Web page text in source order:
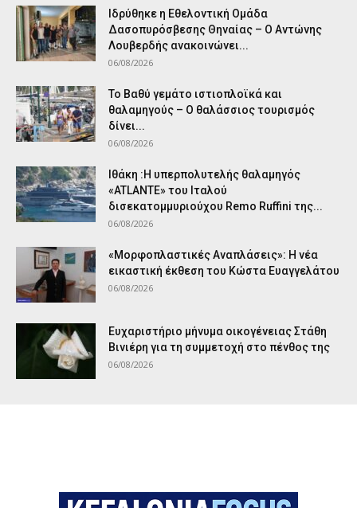
Ιδρύθηκε η Εθελοντική Ομάδα
Δασοπυρόσβεσης Θηναίας – Ο Αντώνης
Λουβερδής ανακοινώνει...
06/08/2026
Το Βαθύ γεμάτο ιστιοπλοϊκά και
θαλαμηγούς – Ο θαλάσσιος τουρισμός
δίνει...
06/08/2026
Ιθάκη :Η υπερπολυτελής θαλαμηγός
«ATLANTE» του Ιταλού
δισεκατομμυριούχου Remo Ruffini της...
06/08/2026
«Μορφοπλαστικές Αναπλάσεις»: Η νέα
εικαστική έκθεση του Κώστα Ευαγγελάτου
06/08/2026
Ευχαριστήριο μήνυμα οικογένειας Στάθη
Βινιέρη για τη συμμετοχή στο πένθος της
06/08/2026